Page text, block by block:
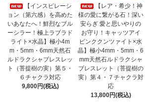
【インスピレーシ
ョン（第六感）を高めた
いあなたへ！鮮烈なブル
ーシラー！極上ラブラド
ライト×水晶】極小4m
m・5mm・6mm天然石
ルドラクシャブレスレッ
ト（菩提樹の実）第５・
６チャクラ対応
9,800円(税込)
【レア・希少！神
様の愛に繋がる石！深い
安らぎ 愛と思いやりの
お守り！キャッツアイ
ピンククンツァイト×水
晶】極小4mm・5mm・6
mm天然石ルドラクシャ
ブレスレット（菩提樹の
実）第４・７チャクラ対
応
13,800円(税込)